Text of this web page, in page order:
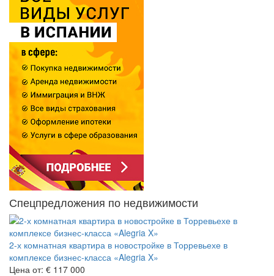
Спецпредложения по недвижимости
2-х комнатная квартира в новостройке в Торревьехе в
комплексе бизнес-класса «Alegria X»
Цена от: € 117 000